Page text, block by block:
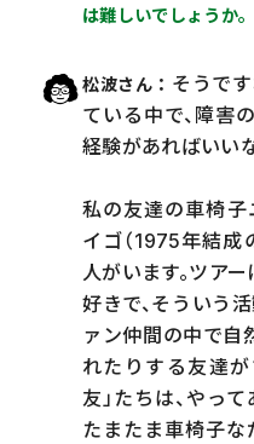
は難しいでしょうか。
松波さん
そうで
ている中で、障害
経験があればいい
私の友達の車椅子
イゴ（1975年結成
人がいます。ツア
好きで、そういう
ァン仲間の中で自
れたりする友達が
友」たちは、やっ
たまたま車椅子な